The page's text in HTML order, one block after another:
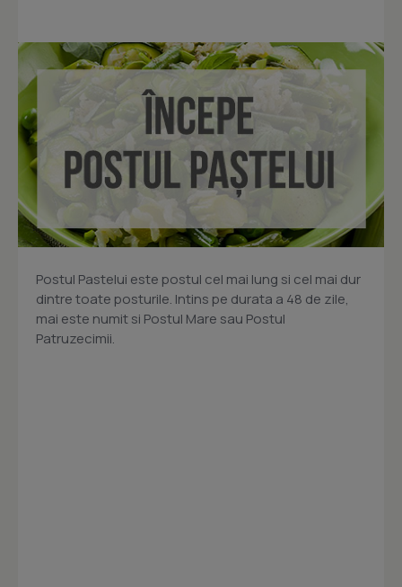
Postul Pastelui este postul cel mai lung si cel mai dur
dintre toate posturile. Intins pe durata a 48 de zile,
mai este numit si Postul Mare sau Postul
Patruzecimii.